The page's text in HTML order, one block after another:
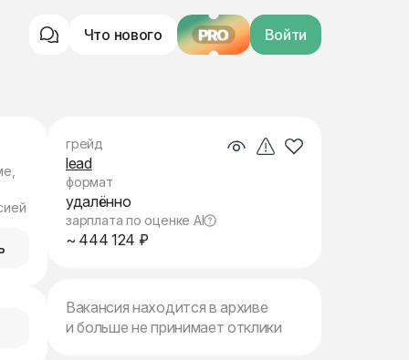
Что нового PRO Войти
грейд
lead
формат
удалённо
зарплата по оценке AI
~ 444 124 ₽
Вакансия находится в архиве
и больше не принимает отклики